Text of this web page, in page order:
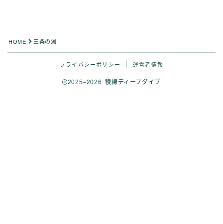
HOME 三条の湯
プライバシーポリシー 運営者情報
2025–2026 稜線ディープダイブ